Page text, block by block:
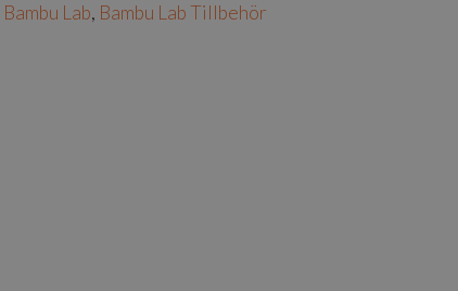
Bambu Lab, Bambu Lab Tillbehör